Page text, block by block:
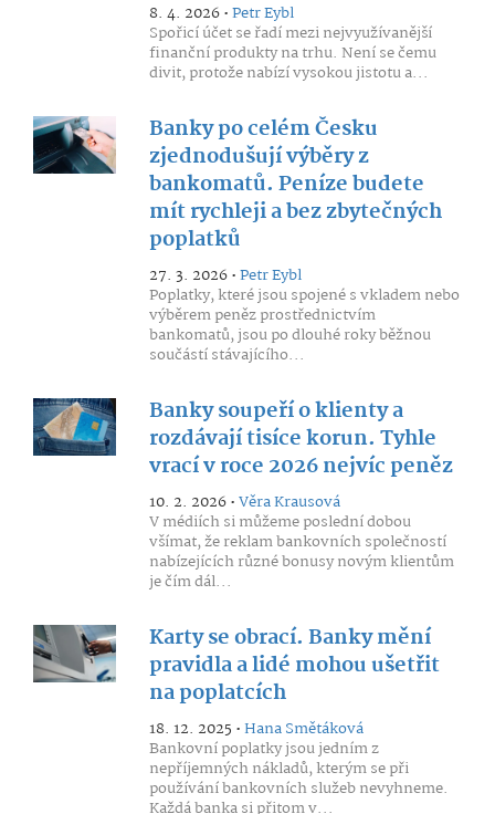
8. 4. 2026 •Petr Eybl
Spořicí účet se řadí mezi nejvyužívanější
finanční produkty na trhu. Není se čemu
divit, protože nabízí vysokou jistotu a...
Banky po celém Česku
zjednodušují výběry z
bankomatů. Peníze budete
mít rychleji a bez zbytečných
poplatků
27. 3. 2026 •Petr Eybl
Poplatky, které jsou spojené s vkladem nebo
výběrem peněz prostřednictvím
bankomatů, jsou po dlouhé roky běžnou
součástí stávajícího...
Banky soupeří o klienty a
rozdávají tisíce korun. Tyhle
vrací v roce 2026 nejvíc peněz
10. 2. 2026 •Věra Krausová
V médiích si můžeme poslední dobou
všímat, že reklam bankovních společností
nabízejících různé bonusy novým klientům
je čím dál...
Karty se obrací. Banky mění
pravidla a lidé mohou ušetřit
na poplatcích
18. 12. 2025 •Hana Smětáková
Bankovní poplatky jsou jedním z
nepříjemných nákladů, kterým se při
používání bankovních služeb nevyhneme.
Každá banka si přitom v...